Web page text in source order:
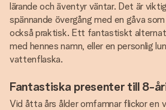
lärande och äventyr väntar. Det är
spännande övergång med en gåva
också praktisk. Ett fantastiskt
med hennes namn, eller en personlig
vattenflaska.
Fantastiska presenter till 8-
Vid åtta års ålder omfamnar flickor en